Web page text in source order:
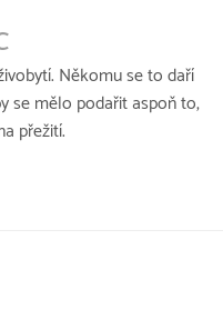
Někomu se to daří
se mělo podařit aspoň to,
přežití.